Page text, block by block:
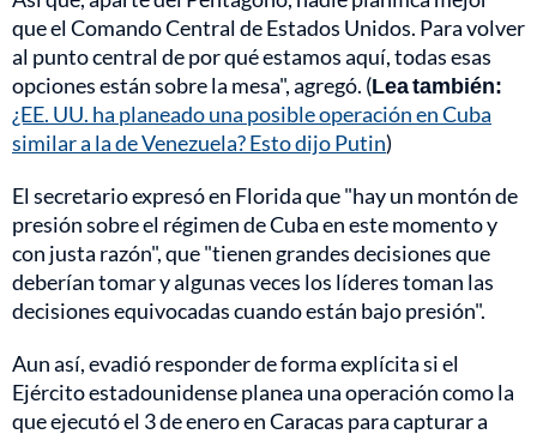
que el Comando Central de Estados Unidos. Para volver
al punto central de por qué estamos aquí, todas esas
opciones están sobre la mesa", agregó. (Lea también:
¿EE. UU. ha planeado una posible operación en Cuba
similar a la de Venezuela? Esto dijo Putin)
El secretario expresó en Florida que "hay un montón de
presión sobre el régimen de Cuba en este momento y
con justa razón", que "tienen grandes decisiones que
deberían tomar y algunas veces los líderes toman las
decisiones equivocadas cuando están bajo presión".
Aun así, evadió responder de forma explícita si el
Ejército estadounidense planea una operación como la
que ejecutó el 3 de enero en Caracas para capturar a